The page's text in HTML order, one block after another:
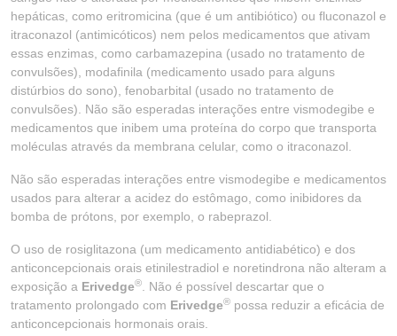
hepáticas, como eritromicina (que é um antibiótico) ou fluconazol e
itraconazol (antimicóticos) nem pelos medicamentos que ativam
essas enzimas, como carbamazepina (usado no tratamento de
convulsões), modafinila (medicamento usado para alguns
distúrbios do sono), fenobarbital (usado no tratamento de
convulsões). Não são esperadas interações entre vismodegibe e
medicamentos que inibem uma proteína do corpo que transporta
moléculas através da membrana celular, como o itraconazol.
Não são esperadas interações entre vismodegibe e medicamentos
usados para alterar a acidez do estômago, como inibidores da
bomba de prótons, por exemplo, o rabeprazol.
O uso de rosiglitazona (um medicamento antidiabético) e dos
anticoncepcionais orais etinilestradiol e noretindrona não alteram a
exposição a Erivedge®
. Não é possível descartar que o
tratamento prolongado com Erivedge® possa reduzir a eficácia de
anticoncepcionais hormonais orais.